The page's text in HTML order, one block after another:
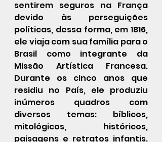
sentirem seguros na França
devido às perseguições
políticas, dessa forma, em 1816,
ele viaja com sua família para o
Brasil como integrante da
Missão Artística Francesa.
Durante os cinco anos que
residiu no País, ele produziu
inúmeros quadros com
diversos temas: bíblicos,
mitológicos, históricos,
paisagens e retratos infantis.